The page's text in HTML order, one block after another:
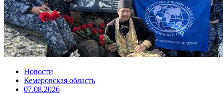
Новости
Кемеровская область
07.08.2026